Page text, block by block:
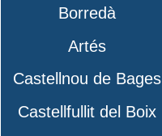
Borredà
Artés
Castellnou de Bages
Castellfullit del Boix